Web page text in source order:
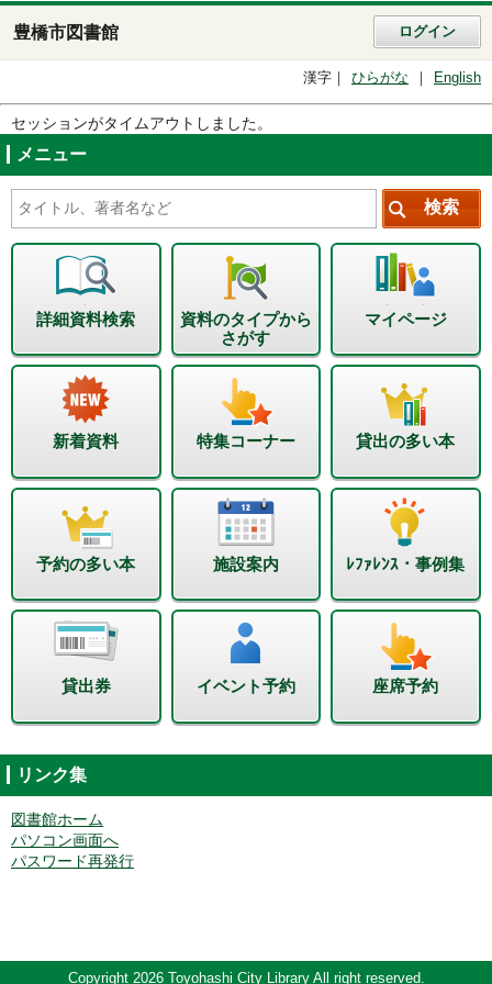
豊橋市図書館 ログイン
漢字 ひらがな English
セッションがタイムアウトしました。
メニュー
詳細資料検索
資料のタイプから
さがす
マイページ
新着資料 特集コーナー 貸出の多い本
予約の多い本 施設案内 ﾚﾌｧﾚﾝｽ・事例集
貸出券 イベント予約 座席予約
リンク集
図書館ホーム
パソコン画面へ
パスワード再発行
Copyright 2026 Toyohashi City Library All right reserved.